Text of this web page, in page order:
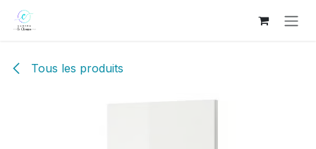
Se rendre au contenu
Tous les produits